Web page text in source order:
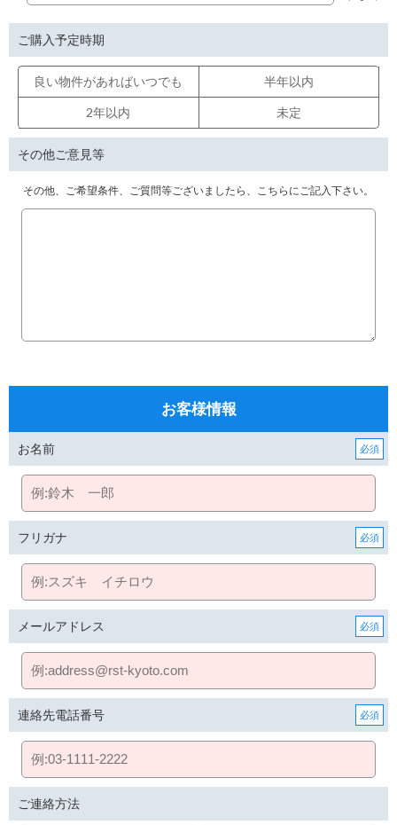
ご購入予定時期
良い物件があればいつでも 半年以内
2年以内 未定
その他ご意見等
その他、ご希望条件、ご質問等ございましたら、こちらにご記入下さい。
お客様情報
お名前
フリガナ
メールアドレス
連絡先電話番号
ご連絡方法